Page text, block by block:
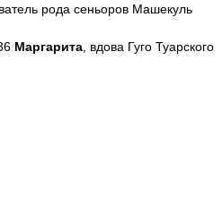
рода сеньоров Машекуль
Маргарита , вдова Гуго Туарского